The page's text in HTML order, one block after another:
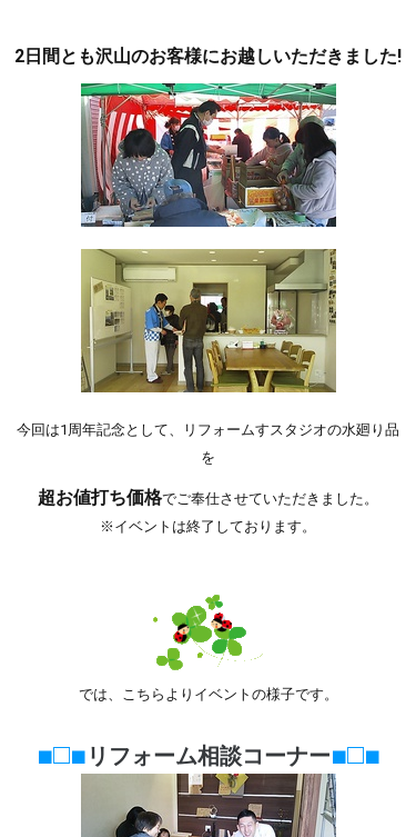
2日間とも沢山のお客様にお越しいただきました!
今回は1周年記念として、リフォームすスタジオの水廻り品
を
超お値打ち価格でご奉仕させていただきました。
※イベントは終了しております。
では、こちらよりイベントの様子です。
■□■ リフォーム相談コーナー■□■